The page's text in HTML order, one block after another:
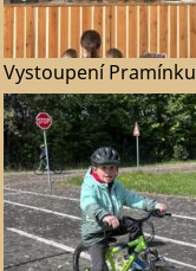
Vystoupení Pramínku